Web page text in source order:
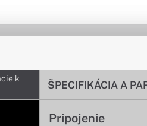
ŠPECIFIKÁCIA A
Pripojenie
k